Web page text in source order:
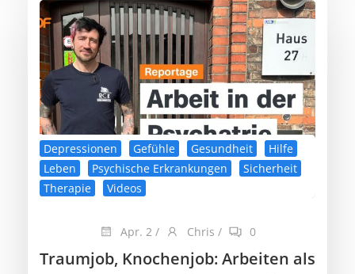
Depressionen Gefühle Gesundheit
Hilfe
Leben
Psychische Erkrankungen
Sicherheit
Therapie
Videos
Apr. 2 / Chris / 0
Traumjob, Knochenjob: Arbeiten als